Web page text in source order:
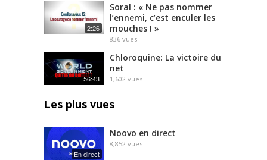
2:26
Soral : « Ne pas nommer
l’ennemi, c’est enculer les
mouches ! »
836 vues
56:43
Chloroquine: La victoire du
net
1,602 vues
Les plus vues
En direct
Noovo en direct
8,852 vues